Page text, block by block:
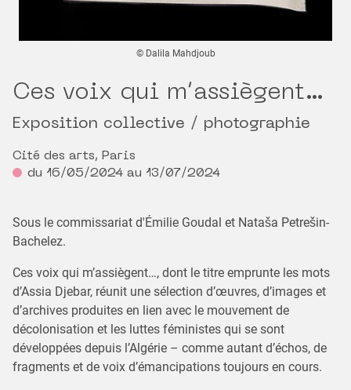
© Dalila Mahdjoub
Ces voix qui m’assiègent…
Exposition collective / photographie
Cité des arts, Paris
du 16/05/2024 au 13/07/2024
Sous le commissariat d'Émilie Goudal et Nataša Petrešin-
Bachelez.
Ces voix qui m’assiègent…, dont le titre emprunte les mots
d’Assia Djebar, réunit une sélection d’œuvres, d’images et
d’archives produites en lien avec le mouvement de
décolonisation et les luttes féministes qui se sont
développées depuis l’Algérie – comme autant d’échos, de
fragments et de voix d’émancipations toujours en cours.